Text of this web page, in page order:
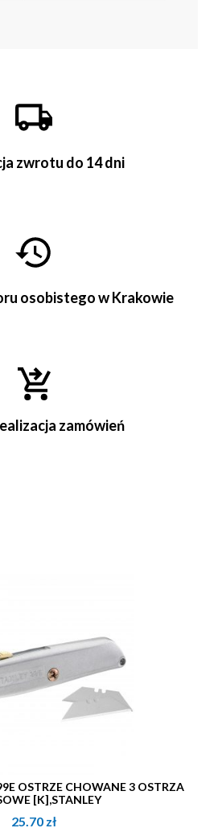
zwrotu do 14 dni
osobistego w Krakowie
zamówień
[K],STANLEY
25.70 zł